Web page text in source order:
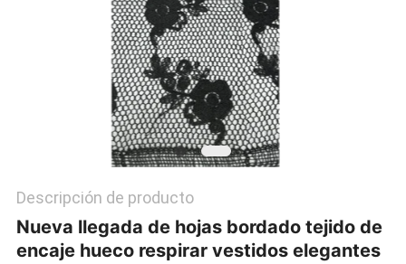
Descripción de producto
Nueva llegada de hojas bordado tejido de
encaje hueco respirar vestidos elegantes